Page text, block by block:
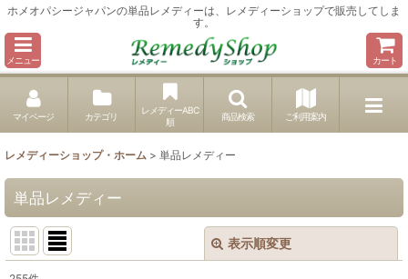
ホメオパシージャパンの単品レメディーは、レメディーショップで販売してしま
す。
メニュー カート
マイページ カテゴリ
レメディーABC
順
商品検索 ご利用案内
レメディーショップ・ホーム > 単品レメディー
単品レメディー
表示順変更